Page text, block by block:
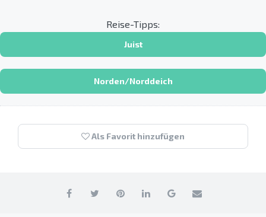
Reise-Tipps:
Juist
Norden/Norddeich
Als Favorit hinzufügen